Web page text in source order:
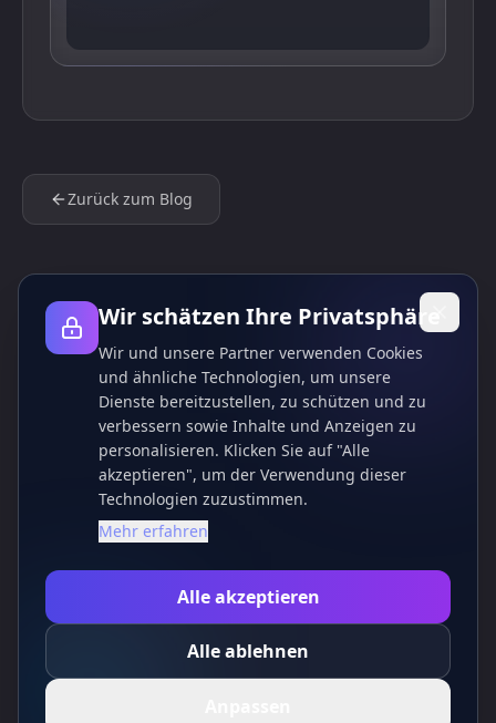
Zurück zum Blog
Wir schätzen Ihre Privatsphäre
Wir und unsere Partner verwenden Cookies
und ähnliche Technologien, um unsere
Dienste bereitzustellen, zu schützen und zu
verbessern sowie Inhalte und Anzeigen zu
personalisieren. Klicken Sie auf "Alle
akzeptieren", um der Verwendung dieser
Technologien zuzustimmen.
Mehr erfahren
Alle akzeptieren
Alle ablehnen